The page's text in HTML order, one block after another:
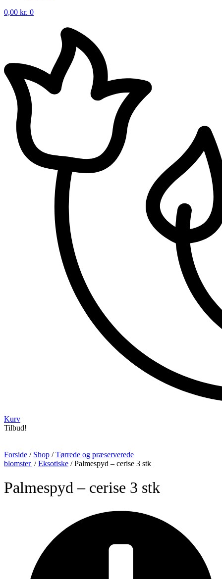
0,00 kr. 0
Kurv
Tilbud!
Forside / Shop /Tørrede og præserverede
blomster /Eksotiske / Palmespyd – cerise 3 stk
Palmespyd – cerise 3 stk